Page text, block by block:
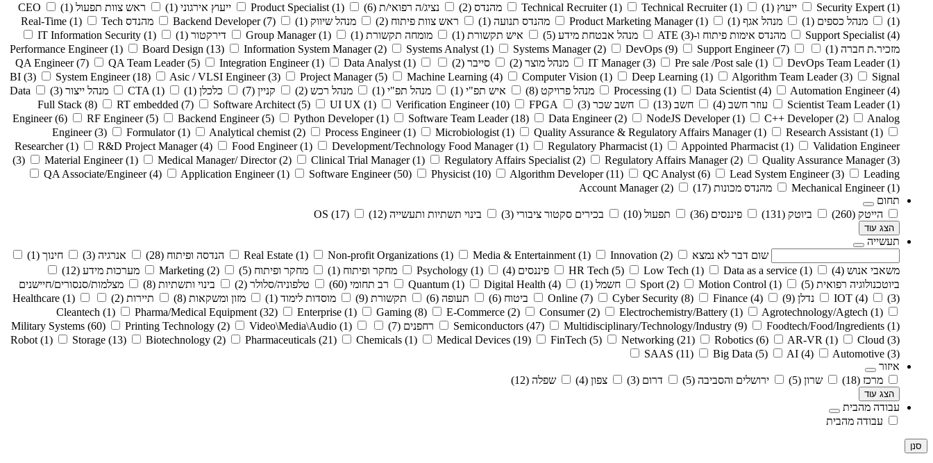
Security Expert (1) ייעוץ (1)
Technical Recruiter (1) Technical Recruiter (1) מהנדס (2) נציג/ה רפואי/ת (6)
Product Specialist (1) ייעוץ אירגוני (1) ראש צוות תפעול (1)
CEO
(1)
מנהל כספים (1) מנהל אגף (1)
Product Marketing Manager (1) מהנדס תנועה (1) ראש צוות פיתוח (2) מנהל שיווק (1)
Backend Developer (7) מהנדס Real-Time (1)
Tech
Support Specialist (4) מהנדס אימות פיתוח ו-ATE(3) מנהל אבטחת מידע (5) איש תקשורת (1) מומחה תקשורת (1)
Group Manager (1) דירקטור (1)
IT Information Security (1)
מזכיר.ת חברה (1)
Performance Engineer (1) Board Design (13) Information System Manager (2) Systems Analyst (1) Systems Manager (2) DevOps (9) Support Engineer (7)
IT Manager (3) Pre sale /Post sale (1) DevOps Team Leader (1) מנהל מוצר (2) סייבר (2)
QA Engineer (7) QA Team Leader (5) Integration Engineer (1) Data Analyst (1)
BI (3) System Engineer (18) Asic / VLSI Engineer (3) Project Manager (5) Machine Learning (4) Computer Vision (1) Deep Learning (1) Algorithm Team Leader (3)
Signal
Processing (1) Data Scientist (4) Automation Engineer (4) מנהל פרויקט (8) איש תפ"י (1) מנהל תפ"י (1) מנהל רכש (2) קניין (7) כלכלן (1)
CTA (1) מנהל ייצור (3)
Data
Scientist Team Leader (1) עוזר חשב (4) חשב (13) חשב שכר (3)
Full Stack (8) RT embedded (7) Software Architect (5) UI UX (1) Verification Engineer (10)
FPGA
Engineer (6) RF Engineer (5) Backend Engineer (5) Python Developer (1) Software Team Leader (18) Data Engineer (2) NodeJS Developer (1) C++ Developer (2)
Analog
Engineer (3) Formulator (1) Analytical chemist (2) Process Engineer (1) Microbiologist (1) Quality Assurance & Regulatory Affairs Manager (1) Research Assistant (1)
Researcher (1) R&D Project Manager (4) Food Engineer (1) Development/Technology Food Manager (1) Regulatory Pharmacist (1) Appointed Pharmacist (1)
Validation Engineer
(3)
Material Engineer (1) Medical Manager/ Director (2) Clinical Trial Manager (1) Regulatory Affairs Specialist (2) Regulatory Affairs Manager (2) Quality Assurance Manager (3)
QA Associate/Engineer (4) Application Engineer (1) Software Engineer (50) Physicist (10) Algorithm Developer (11) QC Analyst (6) Lead System Engineer (3)
Leading
Mechanical Engineer (1) מהנדס מכונות (17)
Account Manager (2)
תחום
הייטק (260) ביוטק (131) פיננסים (36) תפעול (10) בכירים סקטור ציבורי (3) בינוי תשתיות ותעשייה (12)
OS (17)
הצג עוד
תעשייה
שום דבר לא נמצא
Real Estate (1) Non-profit Organizations (1) Media & Entertainment (1) Innovation (2) הנדסה ופיתוח (28) אנרגיה (3) חינוך (1)
משאבי אנוש (4)
HR Tech (5) Low Tech (1) Data as a service (1) פיננסים (4)
Psychology (1) מחקר ופיתוח (1) מחקר ופיתוח (5)
Marketing (2) מערכות מידע (12)
ביוטכנולוגיה רפואית (5)
Sport (2) Motion Control (1) חשמל (1)
Quantum (1) Digital Health (4) רב תחומי (60) טלפוניה/סלולר (2) בינוי ותשתיות (8)
מצלמות/סנסורים/חיישנים
(3)
IOT (4) נדלן (9)
Online (7) Cyber Security (8) Finance (4) ביטוח (6) תעופה (6) תקשורת (9) מוסדות לימוד (1) מזון ומשקאות (8) תיירות (2)
Healthcare (1)
Cleantech (1) Pharma/Medical Equipment (32) Enterprise (1) Gaming (8) E-Commerce (2) Consumer (2) Electrochemistry/Battery (1) Agrotechnology/Agtech (1)
Semiconductors (47) Multidisciplinary/Technology/Industry (9) Foodtech/Food/Ingredients (1) רחפנים (7)
Military Systems (60) Printing Technology (2) Video\Media\Audio (1)
Robot (1) Storage (13) Biotechnology (2) Pharmaceuticals (21) Chemicals (1) Medical Devices (19) FinTech (5) Networking (21) Robotics (6) AR-VR (1) Cloud (3)
SAAS (11) Big Data (5) AI (4) Automotive (3)
איזור
מרכז (18) שרון (5) ירושלים והסביבה (5) דרום (3) צפון (4) שפלה (12)
הצג עוד
עבודה מהבית
עבודה מהבית
סנן